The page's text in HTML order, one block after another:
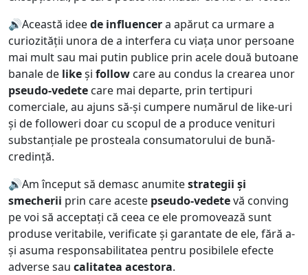
🔊Această ideede influencera apărut ca urmare a
curiozității unora de a interfera cu viața unor persoane
mai mult sau mai putin publice prin acele două butoane
banale de likeși follow care au condus la crearea unor
pseudo-vedete care mai departe, prin tertipuri
comerciale, au ajuns să-și cumpere numărul de like-uri
și de followeri doar cu scopul de a produce venituri
substanțiale pe prosteala consumatorului de bună-
credință.
🔊Am început să demasc anumitestrategii și
smecherii prin care aceste pseudo-vedetevă conving
pe voi să acceptați că ceea ce ele promovează sunt
produse veritabile, verificate și garantate de ele, fără a-
și asuma responsabilitatea pentru posibilele efecte
adverse sau calitatea acestora.